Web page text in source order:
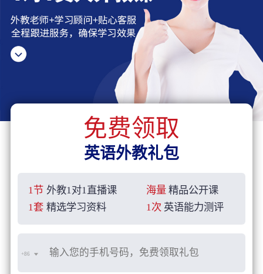
免费领取
英语外教礼包
1节 外教1对1直播课 海量 精品公开课
1套 精选学习资料 1次 英语能力测评
+86